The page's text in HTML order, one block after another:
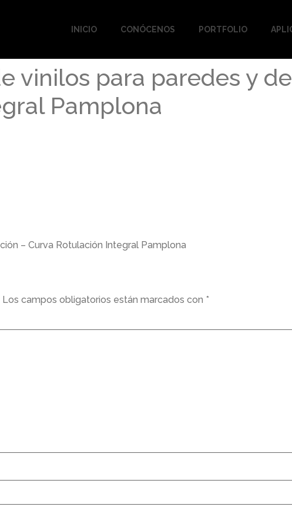
INICIO CONÓCENOS PORTFOLIO
vinilos para paredes y
Pamplona
– Curva Rotulación Integral Pamplona
Los campos obligatorios están marcados con *